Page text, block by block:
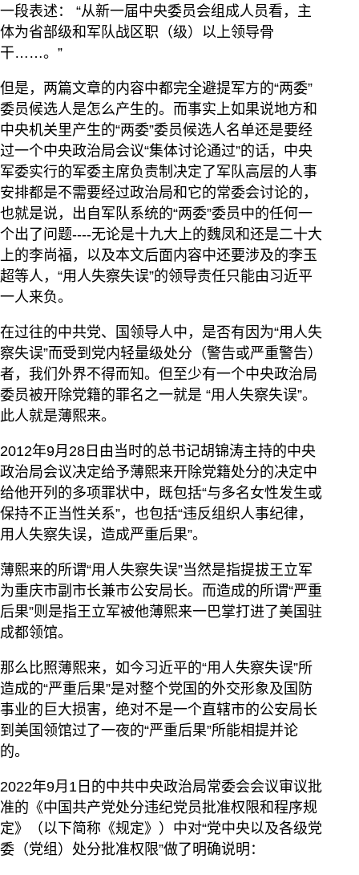
一段表述： “从新一届中央委员会组成人员看，主
体为省部级和军队战区职（级）以上领导骨
干……。”
但是，两篇文章的内容中都完全避提军方的“两委”
委员候选人是怎么产生的。而事实上如果说地方和
中央机关里产生的“两委”委员候选人名单还是要经
过一个中央政治局会议“集体讨论通过”的话，中央
军委实行的军委主席负责制决定了军队高层的人事
安排都是不需要经过政治局和它的常委会讨论的，
也就是说，出自军队系统的“两委”委员中的任何一
个出了问题----无论是十九大上的魏凤和还是二十大
上的李尚福，以及本文后面内容中还要涉及的李玉
超等人，“用人失察失误”的领导责任只能由习近平
一人来负。
在过往的中共党、国领导人中，是否有因为“用人失
察失误”而受到党内轻量级处分（警告或严重警告）
者，我们外界不得而知。但至少有一个中央政治局
委员被开除党籍的罪名之一就是 “用人失察失误”。
此人就是薄熙来。
2012年9月28日由当时的总书记胡锦涛主持的中央
政治局会议决定给予薄熙来开除党籍处分的决定中
给他开列的多项罪状中，既包括“与多名女性发生或
保持不正当性关系”，也包括“违反组织人事纪律，
用人失察失误，造成严重后果”。
薄熙来的所谓“用人失察失误”当然是指提拔王立军
为重庆市副市长兼市公安局长。而造成的所谓“严重
后果”则是指王立军被他薄熙来一巴掌打进了美国驻
成都领馆。
那么比照薄熙来，如今习近平的“用人失察失误”所
造成的“严重后果”是对整个党国的外交形象及国防
事业的巨大损害，绝对不是一个直辖市的公安局长
到美国领馆过了一夜的“严重后果”所能相提并论
的。
2022年9月1日的中共中央政治局常委会会议审议批
准的《中国共产党处分违纪党员批准权限和程序规
定》（以下简称《规定》）中对“党中央以及各级党
委（党组）处分批准权限”做了明确说明：